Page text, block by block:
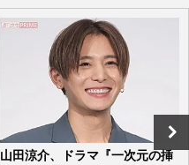
山田涼介、ドラマ『一次元の挿